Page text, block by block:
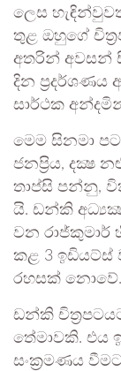
ලෙස
තුළ ඔහුගේ
අතරින් අවසන්
දින ප්‍රදර්ශණය
සාර්ථක
මෙම සිනමා
ජනප්‍රිය, දක්‍ෂ
තාප්සි පන්නු,
යි. ඩන්කි
වන රාජ්කුමාර්
කළ 3 ඉඩියට්ස්
රහසක් නොවේ.
ඩන්කි
තේමාවකි. එය
සංක්‍රමණය